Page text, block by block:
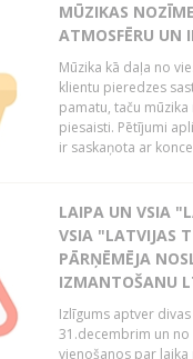
MŪZIKAS
ATMOSFĒRU UN
Mūzika kā daļa no
klientu pieredzes
pamatu, taču
piesaisti. Pētījumi
ir saskaņota ar
LAIPA UN VSIA
VSIA "LATVIJAS
PĀRŅĒMĒJA
IZMANTOŠANU
Izlīgums aptver
31.decembrim un no
vienošanos par